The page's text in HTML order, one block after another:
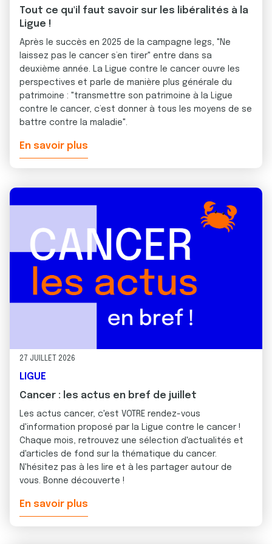
Tout ce qu'il faut savoir sur les libéralités à la
Ligue !
Après le succès en 2025 de la campagne legs, "Ne
laissez pas le cancer s’en tirer" entre dans sa
deuxième année. La Ligue contre le cancer ouvre les
perspectives et parle de manière plus générale du
patrimoine : "transmettre son patrimoine à la Ligue
contre le cancer, c’est donner à tous les moyens de se
battre contre la maladie".
En savoir plus
27 JUILLET 2026
LIGUE
Cancer : les actus en bref de juillet
Les actus cancer, c'est VOTRE rendez-vous
d'information proposé par la Ligue contre le cancer !
Chaque mois, retrouvez une sélection d'actualités et
d'articles de fond sur la thématique du cancer.
N'hésitez pas à les lire et à les partager autour de
vous. Bonne découverte !
En savoir plus